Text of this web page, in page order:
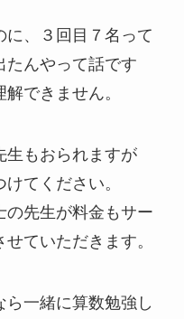
、３回目７名って
たんやって話です
できません。
生もおられますが
てください。
の先生が料金もサー
ていただきます。
一緒に算数勉強し